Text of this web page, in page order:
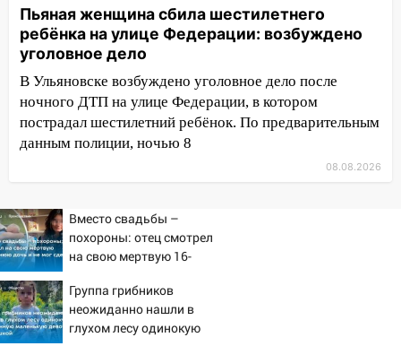
13:54 В мэрии Ульяновска рассказали,
как устраняют последствия мощного
шторма
13:49 Стихия продолжает крушить
Ульяновск: дерево рухнуло на дом на
Орджоникидзе
13:46
Сильный ветер сорвал крышу с
СТО на проспекте Созидателей
13:35
Непогода продолжает бить по
транспорту: в Ульяновске трамвай
сошёл с рельсов
13:22
Упавшие деревья перекрыли
Пьяная женщина сбила шестилетнего
ребёнка на улице Федерации: возбуждено
уголовное дело
В Ульяновске возбуждено уголовное дело после
ночного ДТП на улице Федерации, в котором
пострадал шестилетний ребёнок. По предварительным
данным полиции, ночью 8
08.08.2026
Вместо свадьбы –
похороны: отец смотрел
на свою мертвую 16-
сдержать слезы
Группа грибников
неожиданно нашли в
глухом лесу одинокую